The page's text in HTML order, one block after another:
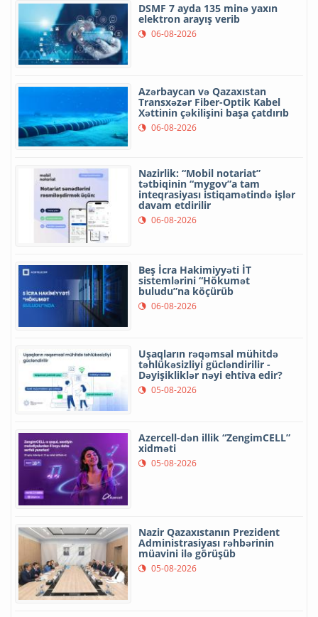
DSMF 7 ayda 135 minə yaxın
elektron arayış verib
06-08-2026
Azərbaycan və Qazaxıstan
Transxəzər Fiber-Optik Kabel
Xəttinin çəkilişini başa çatdırıb
06-08-2026
Nazirlik: “Mobil notariat”
tətbiqinin “mygov”a tam
inteqrasiyası istiqamətində işlər
davam etdirilir
06-08-2026
Beş İcra Hakimiyyəti İT
sistemlərini “Hökumət
buludu”na köçürüb
06-08-2026
Uşaqların rəqəmsal mühitdə
təhlükəsizliyi gücləndirilir -
Dəyişikliklər nəyi ehtiva edir?
05-08-2026
Azercell-dən illik “ZengimCELL”
xidməti
05-08-2026
Nazir Qazaxıstanın Prezident
Administrasiyası rəhbərinin
müavini ilə görüşüb
05-08-2026